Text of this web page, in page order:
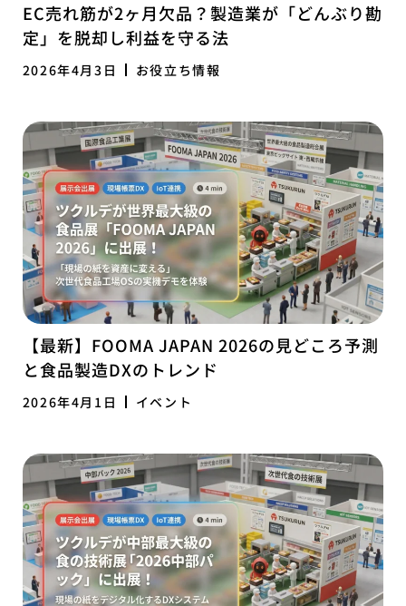
EC売れ筋が2ヶ月欠品？製造業が「どんぶり勘
定」を脱却し利益を守る法
2026年4月3日 お役立ち情報
【最新】FOOMA JAPAN 2026の見どころ予測
と食品製造DXのトレンド
2026年4月1日 イベント